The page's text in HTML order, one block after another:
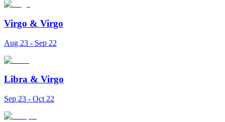
Virgo & Virgo
Aug 23 - Sep 22
Libra & Virgo
Sep 23 - Oct 22